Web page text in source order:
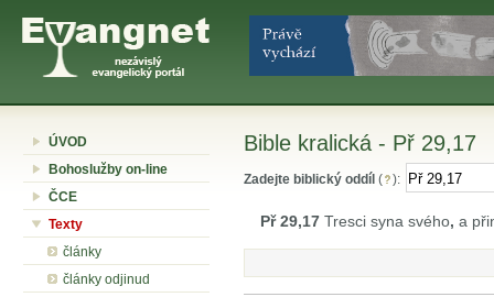
ÚVOD
Bohoslužby on-line
ČCE
Texty
články
články odjinud
Bible kralická - Př 29,17
Zadejte biblický oddíl ( ):
Př 29,17 Tresci syna svého, a